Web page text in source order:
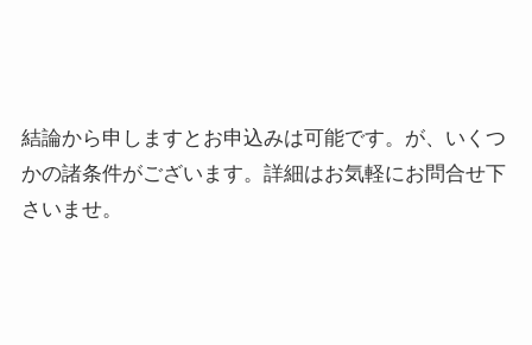
結論から申しますとお申込みは可能です。が、いくつ
かの諸条件がございます。詳細はお気軽にお問合せ下
さいませ。